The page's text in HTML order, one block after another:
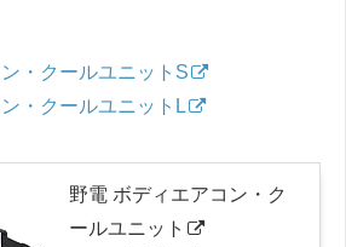
・クールユニットS
・クールユニットL
野電 ボディエアコン・ク
ールユニット